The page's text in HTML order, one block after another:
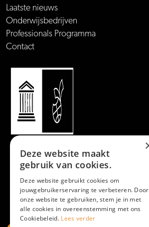
Laatste nieuws
Onderwijsbedrijven
Professionals Programma
Contact
Deze website maakt
gebruik van cookies.
Deze website gebruikt cookies om
jouwgebruikerservaring te verbeteren. Door
onze website te gebruiken, stem je in met
alle cookies in overeenstemming met ons
Cookiebeleid. Lees verder